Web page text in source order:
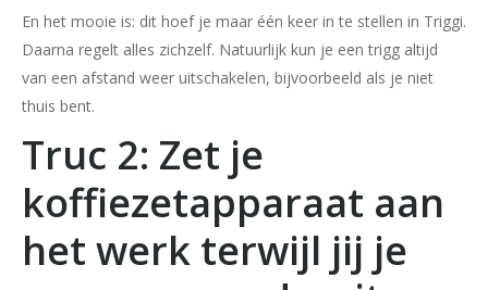
En het mooie is: dit hoef je maar één keer in te stellen in Triggi.
Daarna regelt alles zichzelf. Natuurlijk kun je een trigg altijd
van een afstand weer uitschakelen, bijvoorbeeld als je niet
thuis bent.
Truc 2: Zet je
koffiezetapparaat aan
het werk terwijl jij je